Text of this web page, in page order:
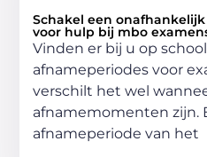
Schakel een
voor hulp bij mbo
Vinden er bij u op
afnameperiodes voor
verschilt het wel
afnamemomenten zijn.
afnameperiode van het